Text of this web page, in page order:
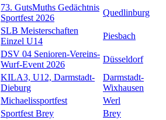
73. GutsMuths Gedächtnis
Sportfest 2026
Quedlinburg
SLB Meisterschaften
Einzel U14
Piesbach
DSV 04 Senioren-Vereins-
Wurf-Event 2026
Düsseldorf
KILA3, U12, Darmstadt-
Dieburg
Darmstadt-
Wixhausen
Michaelissportfest
Werl
Sportfest Brey
Brey